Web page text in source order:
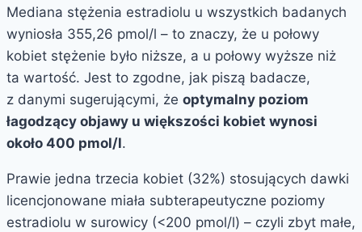
Mediana stężenia estradiolu u wszystkich badanych
wyniosła 355,26 pmol/l – to znaczy, że u połowy
kobiet stężenie było niższe, a u połowy wyższe niż
ta wartość. Jest to zgodne, jak piszą badacze,
z danymi sugerującymi, że optymalny poziom
łagodzący objawy u większości kobiet wynosi
około 400 pmol/l.
Prawie jedna trzecia kobiet (32%) stosujących dawki
licencjonowane miała subterapeutyczne poziomy
estradiolu w surowicy (<200 pmol/l) – czyli zbyt małe,